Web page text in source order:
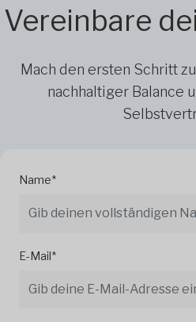
Vereinbare
Mach den ersten Schritt
nachhaltiger Balance
Name*
E-Mail*